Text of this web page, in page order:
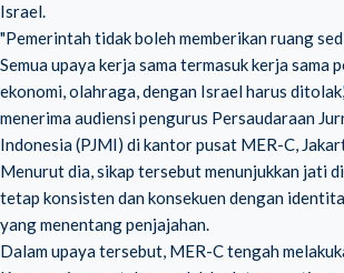
Israel.
"Pemerintah tidak boleh memberikan ruang
Semua upaya kerja sama termasuk kerja sama
ekonomi, olahraga, dengan Israel harus
menerima audiensi pengurus Persaudaraan
Indonesia (PJMI) di kantor pusat MER-C,
Menurut dia, sikap tersebut menunjukkan jati
tetap konsisten dan konsekuen dengan
yang menentang penjajahan.
Dalam upaya tersebut, MER-C tengah